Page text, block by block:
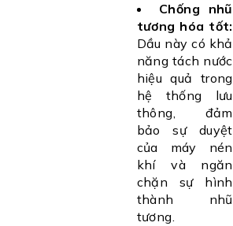
Chống nhũ
tương hóa tốt:
Dầu này có khả
năng tách nước
hiệu quả trong
hệ thống lưu
thông, đảm
bảo sự duyệt
của máy nén
khí và ngăn
chặn sự hình
thành nhũ
tương.